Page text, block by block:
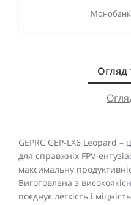
Монобанк
Огляд
GEPRC GEP-LX6 Leopard
для справжніх FPV-
максимальну
Виготовлена з
поєднує легкість і